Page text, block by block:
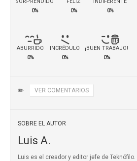
0%
0%
0%
ABURRIDO
0%
INCRÉDULO
0%
¡BUEN TRABAJO!
0%
✏️ VER COMENTARIOS
SOBRE EL AUTOR
Luis A.
Luis es el creador y editor jefe de Teknófilo.